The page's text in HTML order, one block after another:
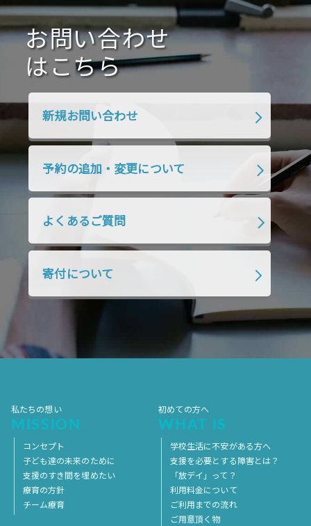
2020年10月 2020年9月 2020年8月
2020年7月 2020年6月 2020年5月
2020年4月 2020年3月 2020年2月
2019年10月 2019年9月
2019年4月
2018年7月 2018年6月
2018年4月 2018年3月 2018年2月
2018年1月 2017年12月
2017年10月 2017年9月 2017年8月
2017年5月
2017年4月
お問い合わせ
はこちら
新規お問い合わせ
予約の追加・変更について
よくあるご質問
寄付について
私たちの想い
MISSION
コンセプト
子ども達の未来のために
支援のすき間を埋めたい
療育の方針
チーム療育
初めての方へ
WHAT IS
学校生活に不安がある方へ
支援を必要とする障害とは？
「放デイ」って？
利用料金について
ご利用までの流れ
ご用意頂く物